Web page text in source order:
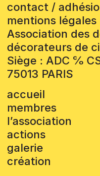
contact /
mentions légales
Association des
décorateurs de
Siège : ADC ℅
75013 PARIS
accueil
membres
l’association
actions
galerie
création